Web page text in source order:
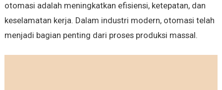
otomasi adalah meningkatkan efisiensi, ketepatan, dan
keselamatan kerja. Dalam industri modern, otomasi telah
menjadi bagian penting dari proses produksi massal.